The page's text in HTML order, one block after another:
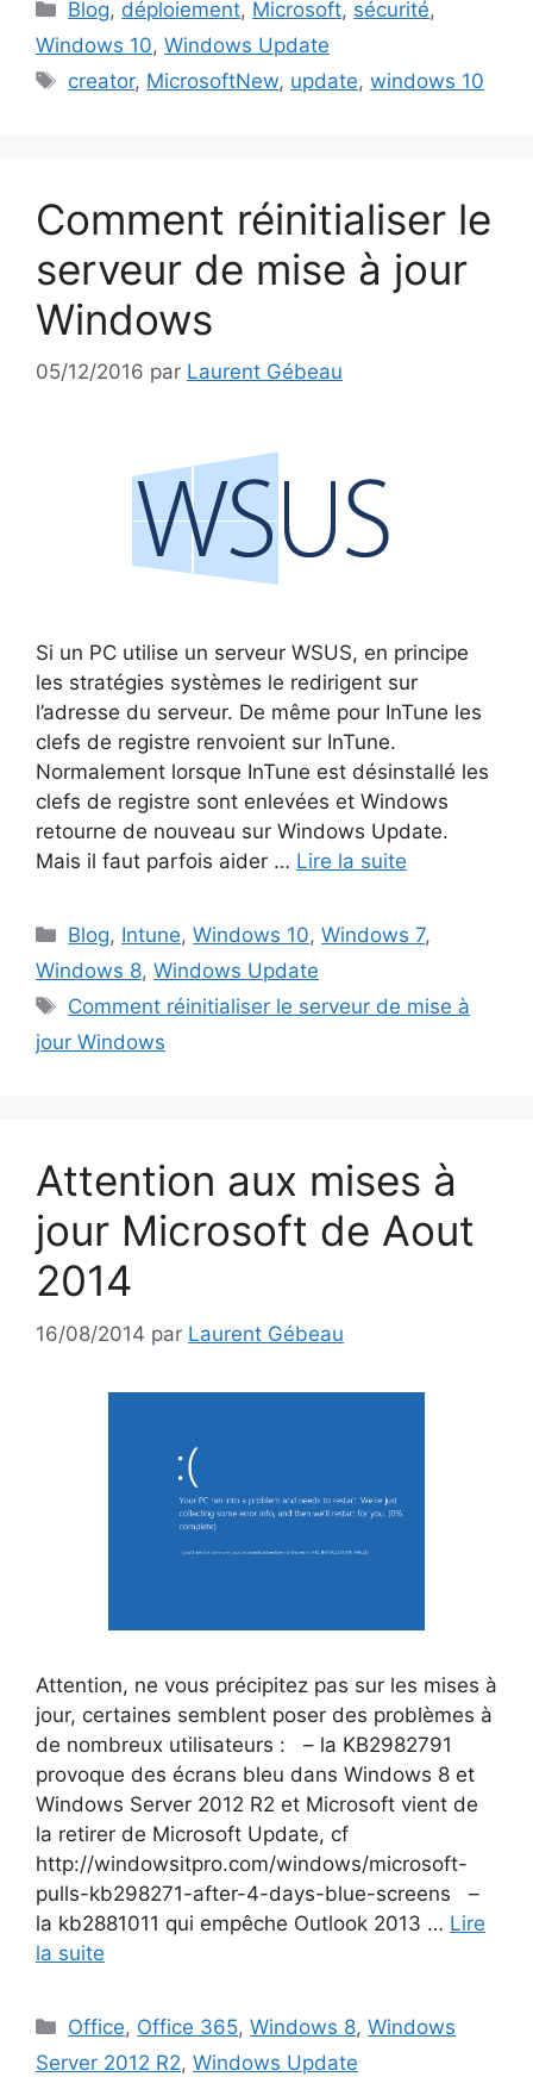
Blog, déploiement, Microsoft, sécurité,
Windows 10, Windows Update
Étiquettes
creator, MicrosoftNew, update,windows 10
Comment réinitialiser le
serveur de mise à jour
Windows
05/12/2016 par Laurent Gébeau
Si un PC utilise un serveur WSUS, en principe
les stratégies systèmes le redirigent sur
l’adresse du serveur. De même pour InTune les
clefs de registre renvoient sur InTune.
Normalement lorsque InTune est désinstallé les
clefs de registre sont enlevées et Windows
retourne de nouveau sur Windows Update.
Mais il faut parfois aider … Lire la suite
Catégories
Blog, Intune,Windows 10,Windows 7,
Windows 8, Windows Update
Étiquettes
Comment réinitialiser le serveur de mise à
jour Windows
Attention aux mises à
jour Microsoft de Aout
2014
16/08/2014 par Laurent Gébeau
Attention, ne vous précipitez pas sur les mises à
jour, certaines semblent poser des problèmes à
de nombreux utilisateurs : – la KB2982791
provoque des écrans bleu dans Windows 8 et
Windows Server 2012 R2 et Microsoft vient de
la retirer de Microsoft Update, cf
http://windowsitpro.com/windows/microsoft-
pulls-kb298271-after-4-days-blue-screens –
la kb2881011 qui empêche Outlook 2013 … Lire
la suite
Catégories
Office, Office 365,Windows 8,Windows
Server 2012 R2, Windows Update